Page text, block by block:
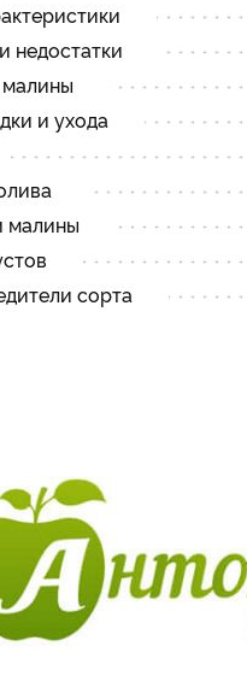
недостатки
и ухода
малины
сорта